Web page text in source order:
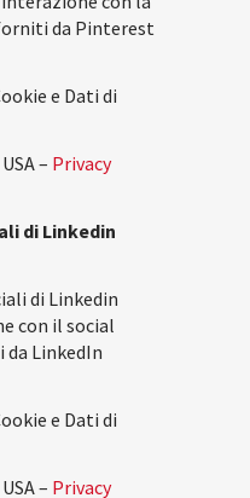
da Pinterest
e Dati di
– Privacy
di Linkedin
di Linkedin
con il social
LinkedIn
e Dati di
– Privacy